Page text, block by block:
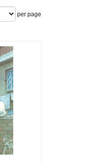
per page